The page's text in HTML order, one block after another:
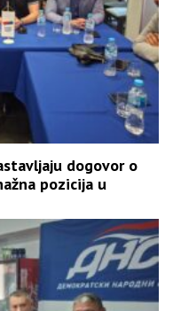
dogovor o
pozicija u